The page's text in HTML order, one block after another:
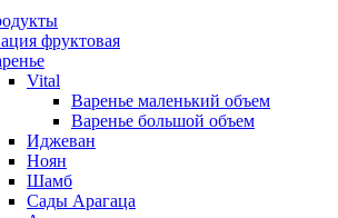
фруктовая
Vital
Варенье маленький объем
Варенье большой объем
Иджеван
Ноян
Шамб
Сады Арагаца